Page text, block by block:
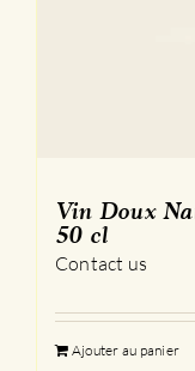
Vin Doux
50 cl
Contact us
Ajouter au panier